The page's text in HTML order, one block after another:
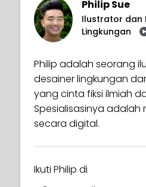
Philip Sue
Ilustrator dan
Lingkungan
Philip adalah seorang
desainer lingkungan
yang cinta fiksi ilmiah
Spesialisasinya adalah
secara digital.
Ikuti Philip di